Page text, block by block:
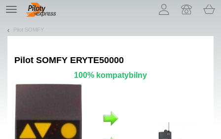
TE
navigation
Pilot SOMFY
Pilot SOMFY ERYTE50000
100% kompatybilny
Pozwól, że przedstawimy nasze ciasteczka!